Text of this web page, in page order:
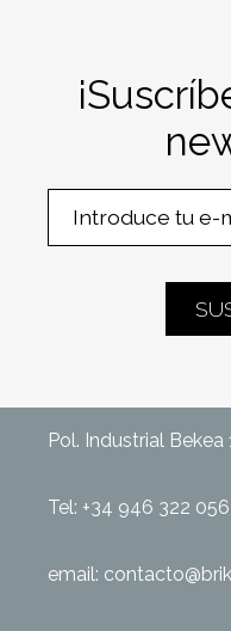
Pol. Industrial
Tel: +34 946 322 056
email: